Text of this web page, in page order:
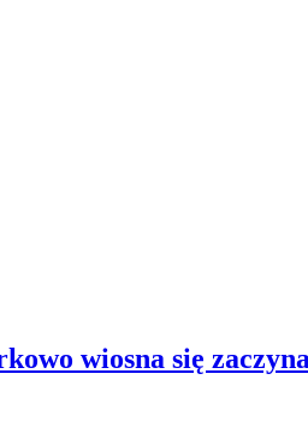
wiosna się